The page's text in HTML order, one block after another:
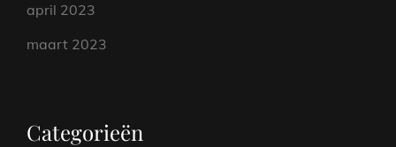
april 2023
maart 2023
Categorieën